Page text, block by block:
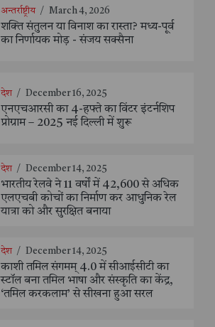
अन्तर्राष्ट्रीय / March 4, 2026
शक्ति संतुलन या विनाश का रास्ता? मध्य-पूर्व
का निर्णायक मोड़ - संजय सक्सैना
देश / December 16, 2025
एनएचआरसी का 4-हफ्ते का विंटर इंटर्नशिप
प्रोग्राम – 2025 नई दिल्ली में शुरू
देश / December 14, 2025
भारतीय रेलवे ने 11 वर्षों में 42,600 से अधिक
एलएचबी कोचों का निर्माण कर आधुनिक रेल
यात्रा को और सुरक्षित बनाया
देश / December 14, 2025
काशी तमिल संगमम् 4.0 में सीआईसीटी का
स्टॉल बना तमिल भाषा और संस्कृति का केंद्र,
‘तमिल करकलाम’ से सीखना हुआ सरल